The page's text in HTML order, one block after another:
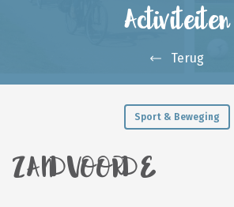
Activiteiten
Terug
Sport & Beweging
ZANDVOORDE